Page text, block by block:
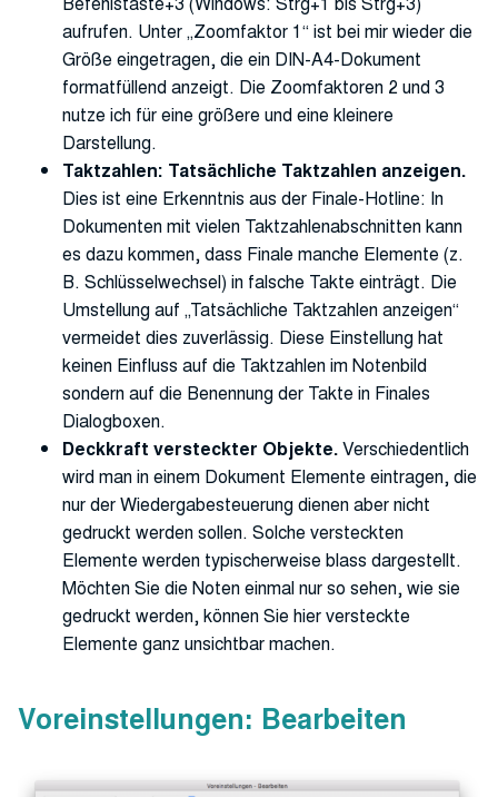
aufrufen. Unter „Zoomfaktor 1“ ist bei mir wieder die
Größe eingetragen, die ein DIN-A4-Dokument
formatfüllend anzeigt. Die Zoomfaktoren 2 und 3
nutze ich für eine größere und eine kleinere
Darstellung.
Taktzahlen: Tatsächliche Taktzahlen anzeigen.
Dies ist eine Erkenntnis aus der Finale-Hotline: In
Dokumenten mit vielen Taktzahlenabschnitten kann
es dazu kommen, dass Finale manche Elemente (z.
B. Schlüsselwechsel) in falsche Takte einträgt. Die
Umstellung auf „Tatsächliche Taktzahlen anzeigen“
vermeidet dies zuverlässig. Diese Einstellung hat
keinen Einfluss auf die Taktzahlen im Notenbild
sondern auf die Benennung der Takte in Finales
Dialogboxen.
Deckkraft versteckter Objekte.Verschiedentlich
wird man in einem Dokument Elemente eintragen, die
nur der Wiedergabesteuerung dienen aber nicht
gedruckt werden sollen. Solche versteckten
Elemente werden typischerweise blass dargestellt.
Möchten Sie die Noten einmal nur so sehen, wie sie
gedruckt werden, können Sie hier versteckte
Elemente ganz unsichtbar machen.
Voreinstellungen: Bearbeiten